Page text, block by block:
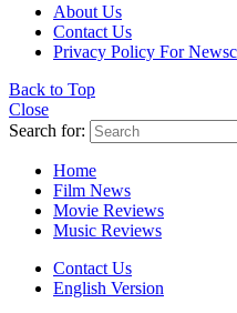
About Us
Contact Us
Privacy Policy For
Back to Top
Close
Search for:
Home
Film News
Movie Reviews
Music Reviews
Contact Us
English Version